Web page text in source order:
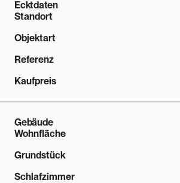
Ecktdaten
Standort
Objektart
Referenz
Kaufpreis
Gebäude
Wohnfläche
Grundstück
Schlafzimmer